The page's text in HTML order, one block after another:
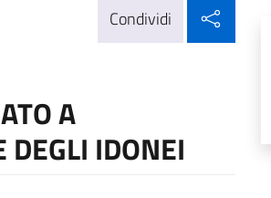
Condividi
A
DEGLI IDONEI